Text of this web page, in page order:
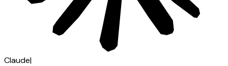
Claude|